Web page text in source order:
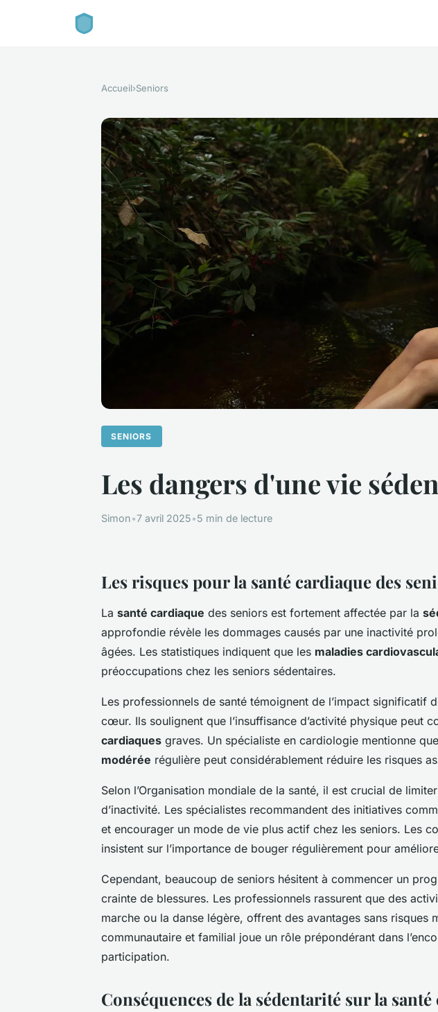
Accueil›Seniors
SENIORS
Les dangers d'une vie
Simon•7 avril 2025•5 min de lecture
Les risques pour la santé cardiaque des
La santé cardiaque des seniors est fortement affectée par la
approfondie révèle les dommages causés par une inactivité
âgées. Les statistiques indiquent que les maladies
préoccupations chez les seniors sédentaires.
Les professionnels de santé témoignent de l’impact significatif
cœur. Ils soulignent que l’insuffisance d’activité physique peut
cardiaques graves. Un spécialiste en cardiologie mentionne
modérée régulière peut considérablement réduire les risques
Selon l’Organisation mondiale de la santé, il est crucial de
d’inactivité. Les spécialistes recommandent des initiatives
et encourager un mode de vie plus actif chez les seniors. Les
insistent sur l’importance de bouger régulièrement pour
Cependant, beaucoup de seniors hésitent à commencer un
crainte de blessures. Les professionnels rassurent que des
marche ou la danse légère, offrent des avantages sans risques
communautaire et familial joue un rôle prépondérant dans
participation.
Conséquences de la sédentarité sur la